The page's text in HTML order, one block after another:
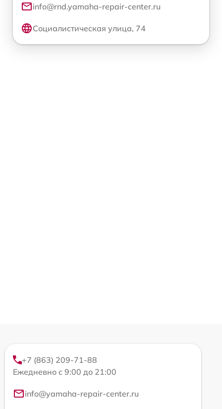
info@rnd.yamaha-repair-center.ru
Социалистическая улица, 74
+7 (863) 209-71-88
Ежедневно с 9:00 до 21:00
info@yamaha-repair-center.ru